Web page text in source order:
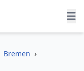
Bremen ›